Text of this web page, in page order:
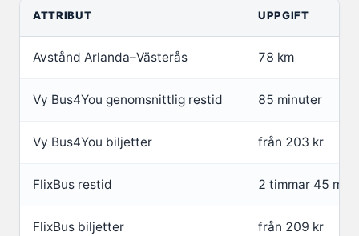
ATTRIBUT UPPGIFT
Avstånd Arlanda–Västerås 78 km
Vy Bus4You genomsnittlig restid 85 minuter
Vy Bus4You biljetter från 203 kr
FlixBus restid 2 timmar 45
FlixBus biljetter från 209 kr